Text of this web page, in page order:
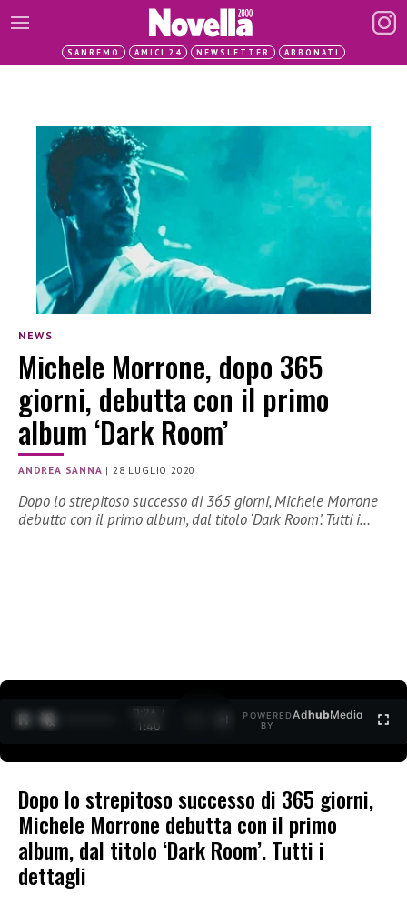
SANREMO AMICI 24 NEWSLETTER ABBONATI
NEWS
Michele Morrone, dopo 365
giorni, debutta con il primo
album ‘Dark Room’
ANDREA SANNA |28 LUGLIO 2020
Dopo lo strepitoso successo di 365 giorni, Michele Morrone
debutta con il primo album, dal titolo ‘Dark Room’. Tutti i…
0:27 /
1:40
POWERED
BY
AdhubMedia
Dopo lo strepitoso successo di 365 giorni,
Michele Morrone debutta con il primo
album, dal titolo ‘Dark Room’. Tutti i
dettagli